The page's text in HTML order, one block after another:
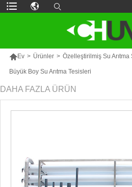
Ev > Ürünler > Özelleştirilmiş Su Arıtma
Büyük Boy Su Arıtma Tesisleri
DAHA FAZLA ÜRÜN